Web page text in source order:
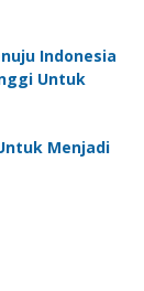
Indonesia
Untuk
Menjadi